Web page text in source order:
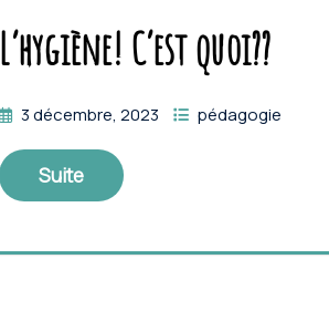
L’hygiène! C’est quoi??
3 décembre, 2023 pédagogie
Suite